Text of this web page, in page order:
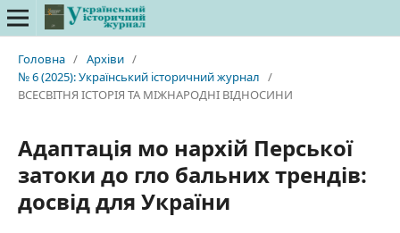
Головна / Архіви /
№ 6 (2025): Український історичний журнал /
ВСЕСВІТНЯ ІСТОРІЯ ТА МІЖНАРОДНІ ВІДНОСИНИ
Адаптація мо нархій Перської
затоки до гло бальних трендів:
досвід для України